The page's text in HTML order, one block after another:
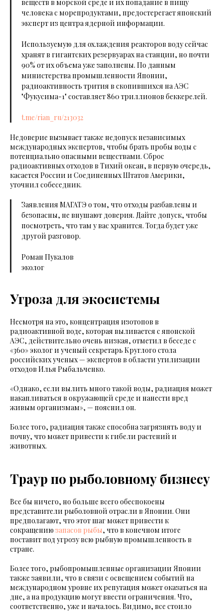
веществ в морской среде и их попадание в пищу
человека с морепродуктами, предостерегает японский
эксперт из центра ядерной информации.
Используемую для охлаждения реакторов воду сейчас
хранят в гигантских резервуарах на станции, но почти
90% от их объема уже заполнены. По данным
министерства промышленности Японии,
радиоактивность трития в скопившихся на АЭС
"Фукусима-1" составляет 860 триллионов беккерелей.
t.me/rian_ru/213032
Недоверие вызывает также недопуск независимых
международных экспертов, чтобы брать пробы воды с
потенциально опасными веществами. Сброс
радиоактивных отходов в Тихий океан, в первую очередь,
касается России и Соединенных Штатов Америки,
уточнил собеседник.
Заявления МАГАТЭ о том, что отходы разбавлены и
безопасны, не внушают доверия. Дайте допуск, чтобы
посмотреть, что там у вас хранится. Тогда будет уже
другой разговор.
Роман Пукалов
эколог
Угроза для экосистемы
Несмотря на это, концентрация изотопов в
радиоактивной воде, которая выливается с японской
АЭС, действительно очень низкая, отметил в беседе с
«360» эколог и ученый секретарь Круглого стола
российских ученых — экспертов в области утилизации
отходов Илья Рыбальченко.
«Однако, если вылить много такой воды, радиация может
накапливаться в окружающей среде и нанести вред
живым организмам», — пояснил он.
Более того, радиация также способна загрязнять воду и
почву, что может привести к гибели растений и
животных.
Траур по рыболовному бизнесу
Все бы ничего, но больше всего обеспокоены
представители рыболовной отрасли в Японии. Они
предполагают, что этот шаг может привести к
сокращению запасов рыбы, что в конечном итоге
поставит под угрозу всю рыбную промышленность в
стране.
Более того, рыбопромышленные организации Японии
также заявили, что в связи с освещением событий на
международном уровне их репутация может оказаться на
дне, а на продукцию могут ввести ограничения. Что,
соответственно, уже и началось. Видимо, все стоило